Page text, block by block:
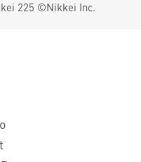
225 ©Nikkei Inc.